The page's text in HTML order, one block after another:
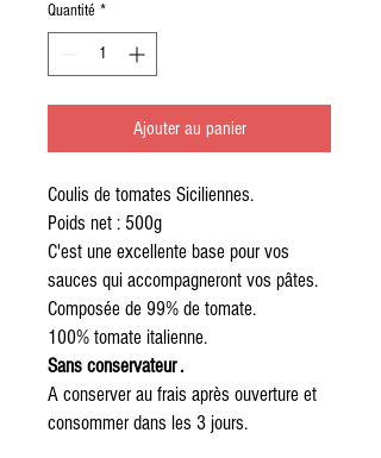
Quantité *
Ajouter au panier
Coulis de tomates Siciliennes.
Poids net : 500g
C'est une excellente base pour vos
sauces qui accompagneront vos pâtes.
Composée de 99% de tomate.
100% tomate italienne.
Sans conservateur .
A conserver au frais après ouverture et
consommer dans les 3 jours.